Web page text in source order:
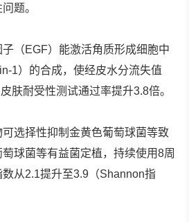
题。
（EGF）能激活角质形成细胞中
1）的合成，使经皮水分流失值
肤耐受性测试通过率提升3.8倍。
选择性抑制金黄色葡萄球菌等致
球菌等有益菌定植，持续使用8周
从2.1提升至3.9（Shannon指